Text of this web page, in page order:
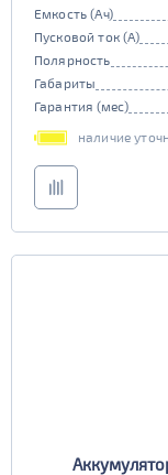
Емкость (Ач)
Пусковой ток (А)
Полярность
Габариты
Гарантия (мес)
наличие